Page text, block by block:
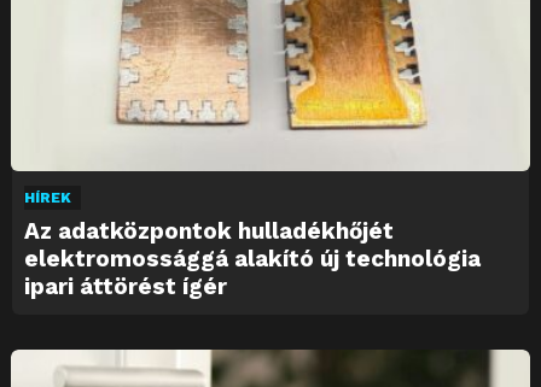
HÍREK
Az adatközpontok hulladékhőjét
elektromossággá alakító új technológia
ipari áttörést ígér